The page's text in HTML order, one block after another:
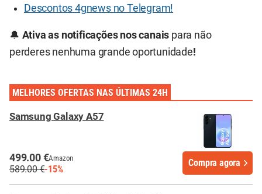
Descontos 4gnews no Telegram!
🔔 Ativa as notificações nos canais para não
perderes nenhuma grande oportunidade!
MELHORES OFERTAS NAS ÚLTIMAS 24H
Samsung Galaxy A57
499.00 €Amazon
589.00 €-15%
Compra agora